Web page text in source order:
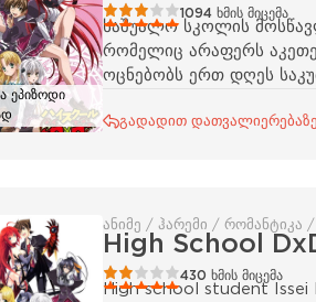
ეპიზოდი
2 3 4 5 1094 ხმის მიცემა
საშუალო სკოლის
რომელიც არაფერს
ოცნებობს ერთ დღეს
გადადით
ანიმე / ჰარემი /
High School
2 3 4 5 430 ხმის მიცემა
High school student